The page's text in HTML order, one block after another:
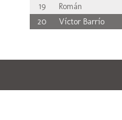
19
Román
20
Víctor Barrío